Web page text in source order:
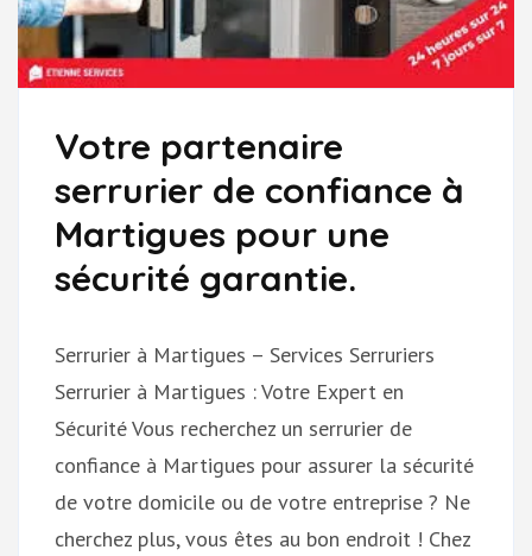
Votre partenaire
serrurier de confiance à
Martigues pour une
sécurité garantie.
Serrurier à Martigues – Services Serruriers
Serrurier à Martigues : Votre Expert en
Sécurité Vous recherchez un serrurier de
confiance à Martigues pour assurer la sécurité
de votre domicile ou de votre entreprise ? Ne
cherchez plus, vous êtes au bon endroit ! Chez